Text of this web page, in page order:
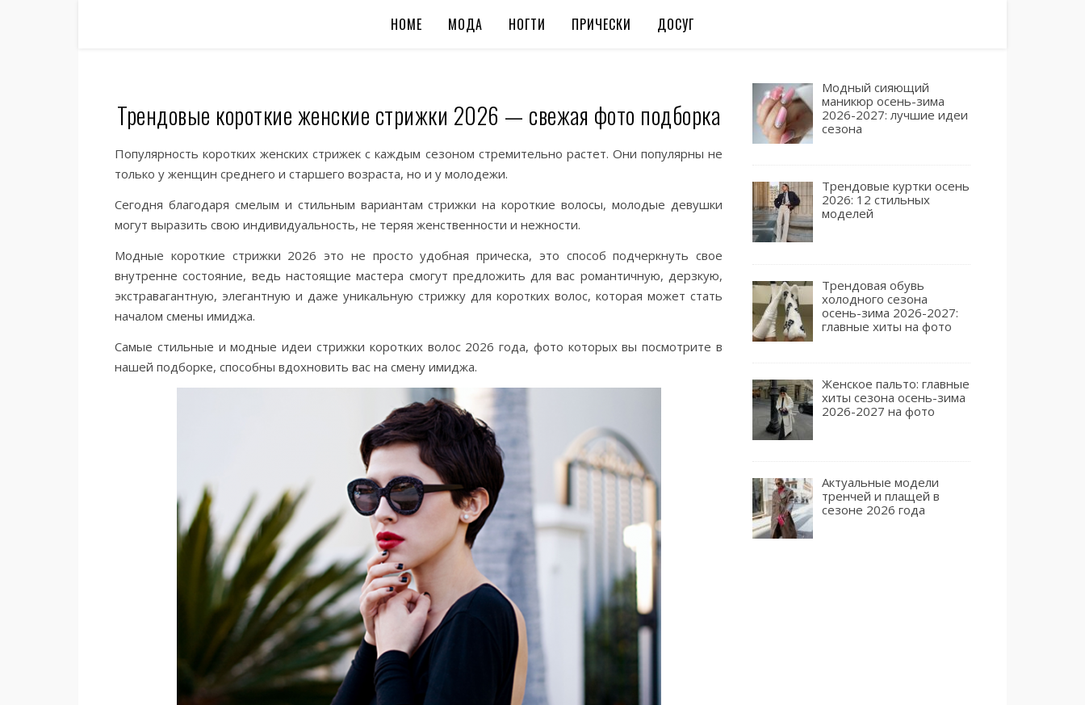
HOME МОДА НОГТИ ПРИЧЕСКИ ДОСУГ
Трендовые короткие женские стрижки 2026 — свежая фото подборка
Популярность коротких женских стрижек с каждым сезоном стремительно растет. Они популярны не
только у женщин среднего и старшего возраста, но и у молодежи.
Сегодня благодаря смелым и стильным вариантам стрижки на короткие волосы, молодые девушки
могут выразить свою индивидуальность, не теряя женственности и нежности.
Модные короткие стрижки 2026 это не просто удобная прическа, это способ подчеркнуть свое
внутренне состояние, ведь настоящие мастера смогут предложить для вас романтичную, дерзкую,
экстравагантную, элегантную и даже уникальную стрижку для коротких волос, которая может стать
началом смены имиджа.
Самые стильные и модные идеи стрижки коротких волос 2026 года, фото которых вы посмотрите в
нашей подборке, способны вдохновить вас на смену имиджа.
Модный сияющий
маникюр осень-зима
2026-2027: лучшие идеи
сезона
Трендовые куртки осень
2026: 12 стильных
моделей
Трендовая обувь
холодного сезона
осень-зима 2026-2027:
главные хиты на фото
Женское пальто: главные
хиты сезона осень-зима
2026-2027 на фото
Актуальные модели
тренчей и плащей в
сезоне 2026 года